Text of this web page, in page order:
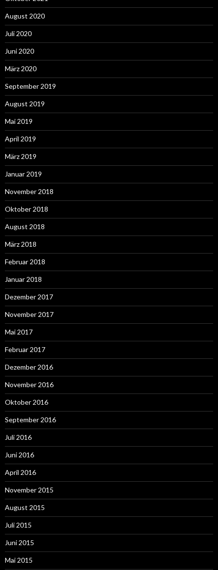
August 2020
Juli 2020
Juni 2020
März 2020
September 2019
August 2019
Mai 2019
April 2019
März 2019
Januar 2019
November 2018
Oktober 2018
August 2018
März 2018
Februar 2018
Januar 2018
Dezember 2017
November 2017
Mai 2017
Februar 2017
Dezember 2016
November 2016
Oktober 2016
September 2016
Juli 2016
Juni 2016
April 2016
November 2015
August 2015
Juli 2015
Juni 2015
Mai 2015